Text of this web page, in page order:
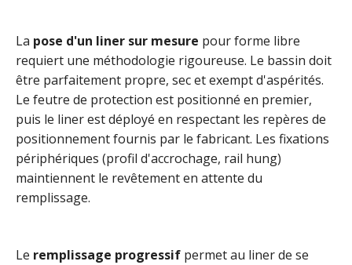
La pose d'un liner sur mesure pour forme libre
requiert une méthodologie rigoureuse. Le bassin doit
être parfaitement propre, sec et exempt d'aspérités.
Le feutre de protection est positionné en premier,
puis le liner est déployé en respectant les repères de
positionnement fournis par le fabricant. Les fixations
périphériques (profil d'accrochage, rail hung)
maintiennent le revêtement en attente du
remplissage.
Le remplissage progressif permet au liner de se